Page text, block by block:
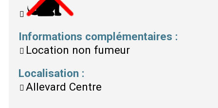
Informations complémentaires :
Location non fumeur
Localisation :
Allevard Centre